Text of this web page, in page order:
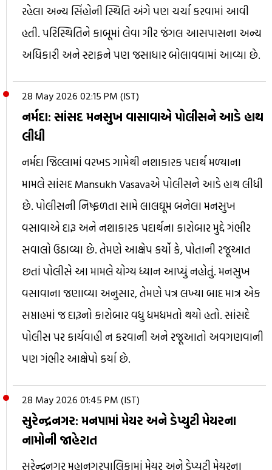
રહેલા અન્ય સિંહોની સ્થિતિ અંગે પણ ચર્ચા કરવામાં આવી
હતી. પરિસ્થિતિને કાબૂમાં લેવા ગીર જંગલ આસપાસના અન્ય
અધિકારી અને સ્ટાફને પણ જસાધાર બોલાવવામાં આવ્યા છે.
28 May 2026 02:15 PM (IST)
નર્મદા: સાંસદ મનસુખ વાસાવાએ પોલીસને આડે હાથ
લીધી
નર્મદા જિલ્લામાં વરખડ ગામેથી નશાકારક પદાર્થ મળ્યાના
મામલે સાંસદ Mansukh Vasavaએ પોલીસને આડે હાથ લીધી
છે. પોલીસની નિષ્ફળતા સામે લાલઘૂમ બનેલા મનસુખ
વસાવાએ દારૂ અને નશાકારક પદાર્થના કારોબાર મુદ્દે ગંભીર
સવાલો ઉઠાવ્યા છે. તેમણે આક્ષેપ કર્યો કે, પોતાની રજૂઆત
છતાં પોલીસે આ મામલે યોગ્ય ધ્યાન આપ્યું નહોતું. મનસુખ
વસાવાના જણાવ્યા અનુસાર, તેમણે પત્ર લખ્યા બાદ માત્ર એક
સપ્તાહમાં જ દારૂનો કારોબાર વધુ ધમધમતો થયો હતો. સાંસદે
પોલીસ પર કાર્યવાહી ન કરવાની અને રજૂઆતો અવગણવાની
પણ ગંભીર આક્ષેપો કર્યા છે.
28 May 2026 01:45 PM (IST)
સુરેન્દ્રનગર: મનપામાં મેયર અને ડેપ્યુટી મેયરના
નામોની જાહેરાત
સુરેન્દ્રનગર મહાનગરપાલિકામાં મેયર અને ડેપ્યુટી મેયરના